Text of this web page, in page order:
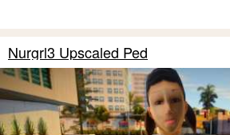
Nurgrl3 Upscaled Ped